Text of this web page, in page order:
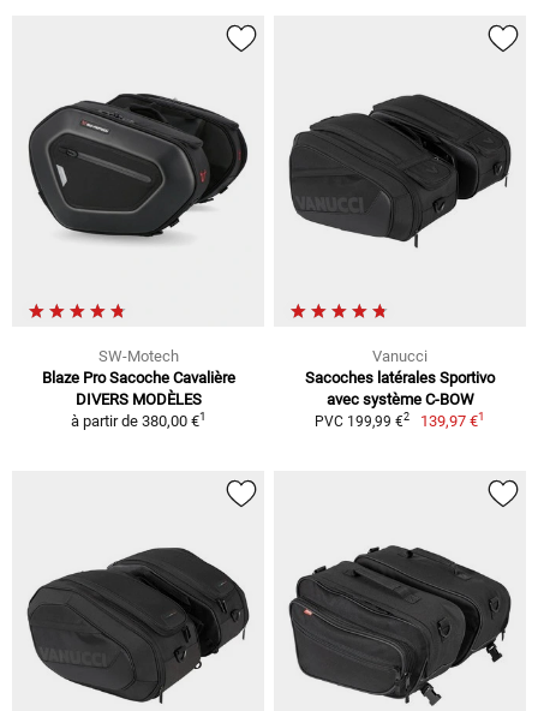
SW-Motech
Blaze Pro Sacoche Cavalière
DIVERS MODÈLES
à partir de 380,00 €1
Vanucci
Sacoches latérales Sportivo
avec système C-BOW
PVC 199,99 €2 139,97 €1